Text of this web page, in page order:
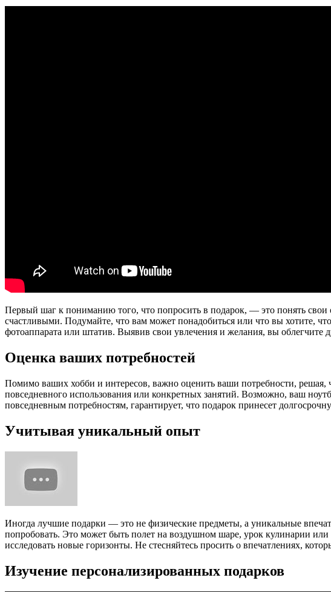
Первый шаг к пониманию того, что попросить в подарок, — это понять свои
счастливыми. Подумайте, что вам может понадобиться или что вы хотите,
фотоаппарата или штатив. Выявив свои увлечения и желания, вы облегчите
Оценка ваших потребностей
Помимо ваших хобби и интересов, важно оценить ваши потребности,
повседневного использования или конкретных занятий. Возможно, ваш
повседневным потребностям, гарантирует, что подарок принесет
Учитывая уникальный опыт
Иногда лучшие подарки — это не физические предметы, а уникальные
попробовать. Это может быть полет на воздушном шаре, урок кулинарии
исследовать новые горизонты. Не стесняйтесь просить о впечатлениях,
Изучение персонализированных подарков